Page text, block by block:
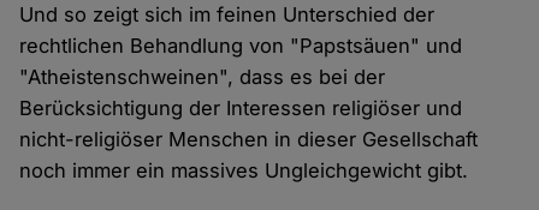
Und so zeigt sich im feinen Unterschied der
rechtlichen Behandlung von "Papstsäuen" und
"Atheistenschweinen", dass es bei der
Berücksichtigung der Interessen religiöser und
nicht-religiöser Menschen in dieser Gesellschaft
noch immer ein massives Ungleichgewicht gibt.